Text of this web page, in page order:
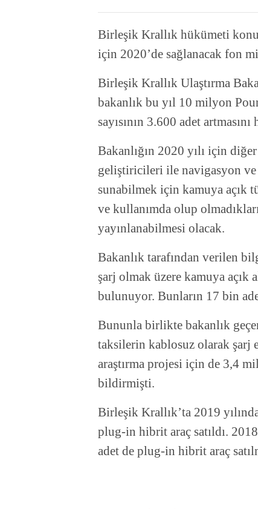
Birleşik Krallık hükümeti
için 2020’de sağlanacak fon
Birleşik Krallık Ulaştırma
bakanlık bu yıl 10 milyon
sayısının 3.600 adet
Bakanlığın 2020 yılı için
geliştiricileri ile navigasyon ve
sunabilmek için kamuya açık
ve kullanımda olup
yayınlanabilmesi olacak.
Bakanlık tarafından verilen
şarj olmak üzere kamuya açık
bulunuyor. Bunların 17 bin
Bununla birlikte bakanlık
taksilerin kablosuz olarak şarj
araştırma projesi için de 3,4
bildirmişti.
Birleşik Krallık’ta 2019
plug-in hibrit araç satıldı.
adet de plug-in hibrit araç